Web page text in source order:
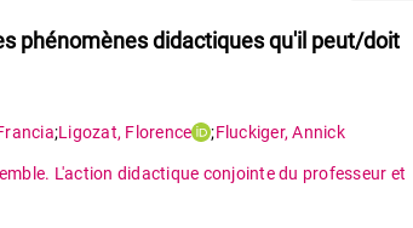
phénomènes didactiques qu'il peut/doit
;Ligozat, Florence ;Fluckiger,Annick
L'action didactique conjointe du professeur et